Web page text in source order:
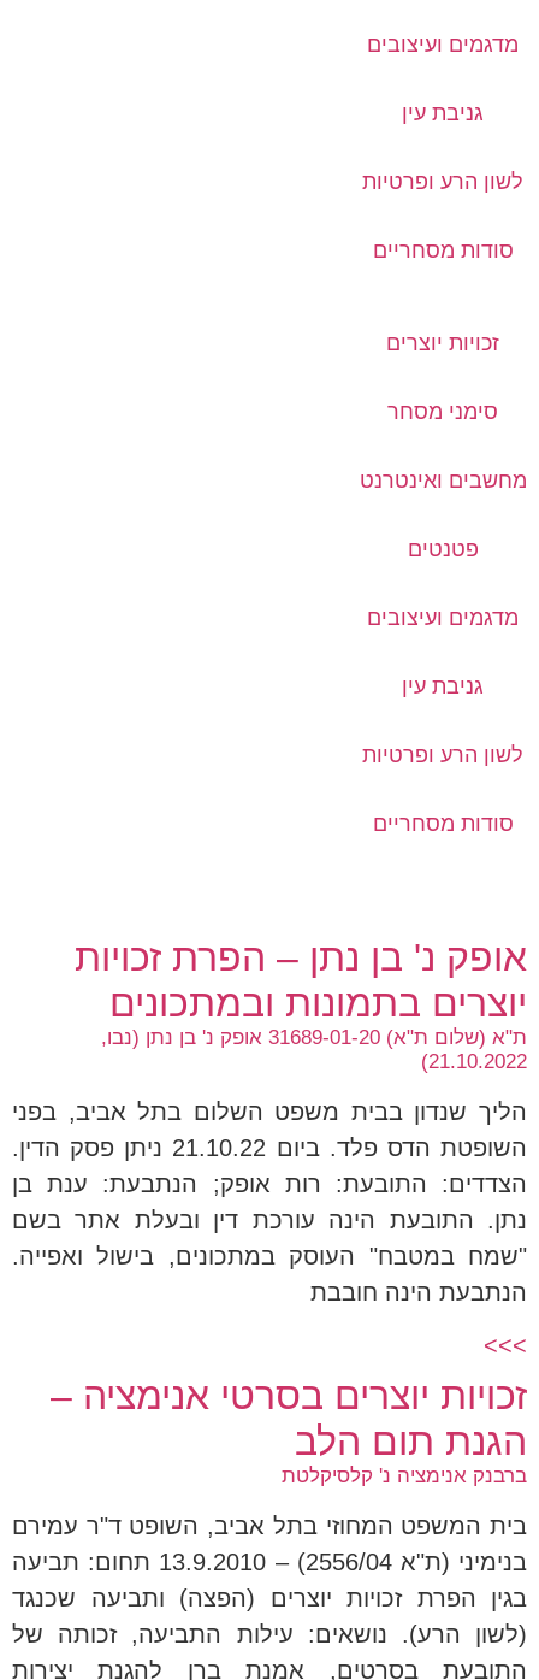
מדגמים ועיצובים
גניבת עין
לשון הרע ופרטיות
סודות מסחריים
זכויות יוצרים
סימני מסחר
מחשבים ואינטרנט
פטנטים
מדגמים ועיצובים
גניבת עין
לשון הרע ופרטיות
סודות מסחריים
אופק נ' בן נתן – הפרת זכויות
יוצרים בתמונות ובמתכונים
ת"א (שלום ת"א) 31689-01-20 אופק נ' בן נתן (נבו,
21.10.2022)
הליך שנדון בבית משפט השלום בתל אביב, בפני
השופטת הדס פלד. ביום 21.10.22 ניתן פסק הדין.
הצדדים: התובעת: רות אופק; הנתבעת: ענת בן
נתן. התובעת הינה עורכת דין ובעלת אתר בשם
"שמח במטבח" העוסק במתכונים, בישול ואפייה.
הנתבעת הינה חובבת
>>>
זכויות יוצרים בסרטי אנימציה –
הגנת תום הלב
ברבנק אנימציה נ' קלסיקלטת
בית המשפט המחוזי בתל אביב, השופט ד"ר עמירם
בנימיני (ת"א 2556/04) – 13.9.2010 תחום: תביעה
בגין הפרת זכויות יוצרים (הפצה) ותביעה שכנגד
(לשון הרע). נושאים: עילות התביעה, זכותה של
התובעת בסרטים, אמנת ברן להגנת יצירות